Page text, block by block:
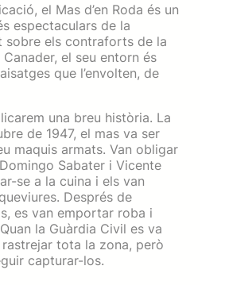
el Mas d’en Roda és un
espectaculars de la
sobre els contraforts de la
Canader, el seu entorn és
que l’envolten, de
una breu història. La
de 1947, el mas va ser
maquis armats. Van obligar
Sabater i Vicente
se a la cuina i els van
Després de
es van emportar roba i
la Guàrdia Civil es va
tota la zona, però
capturar-los.